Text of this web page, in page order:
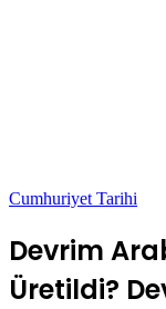
Cumhuriyet Tarihi
Devrim
Üretildi?